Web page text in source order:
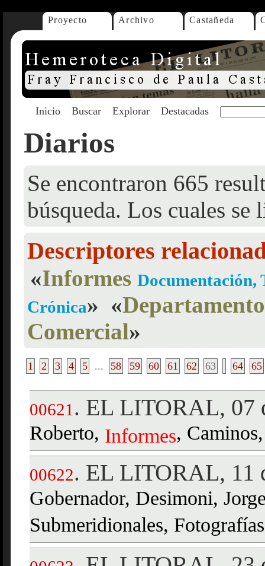
Proyecto Archivo Castañeda
Inicio Buscar Explorar Destacadas
Diarios
Se encontraron 665
búsqueda. Los cuales se
Descriptores
«Informes Documentación,
Crónica» «
Comercial»
1 2 3 4 5 ... 58 59 60 61 62 63 64 65
00621 . EL LITORAL, 07
Roberto, Informes,
00622. EL LITORAL, 11
Gobernador, Desimoni,
Submeridionales,